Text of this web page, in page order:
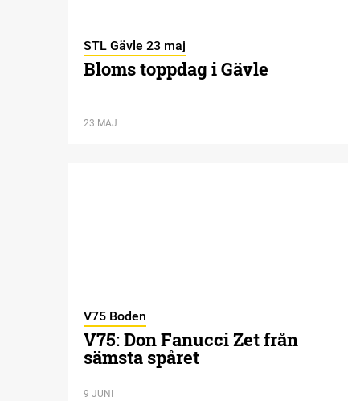
STL Gävle 23 maj
Bloms toppdag i Gävle
23 MAJ
V75 Boden
V75: Don Fanucci Zet från
sämsta spåret
9 JUNI